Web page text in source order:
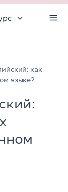
как
языке?